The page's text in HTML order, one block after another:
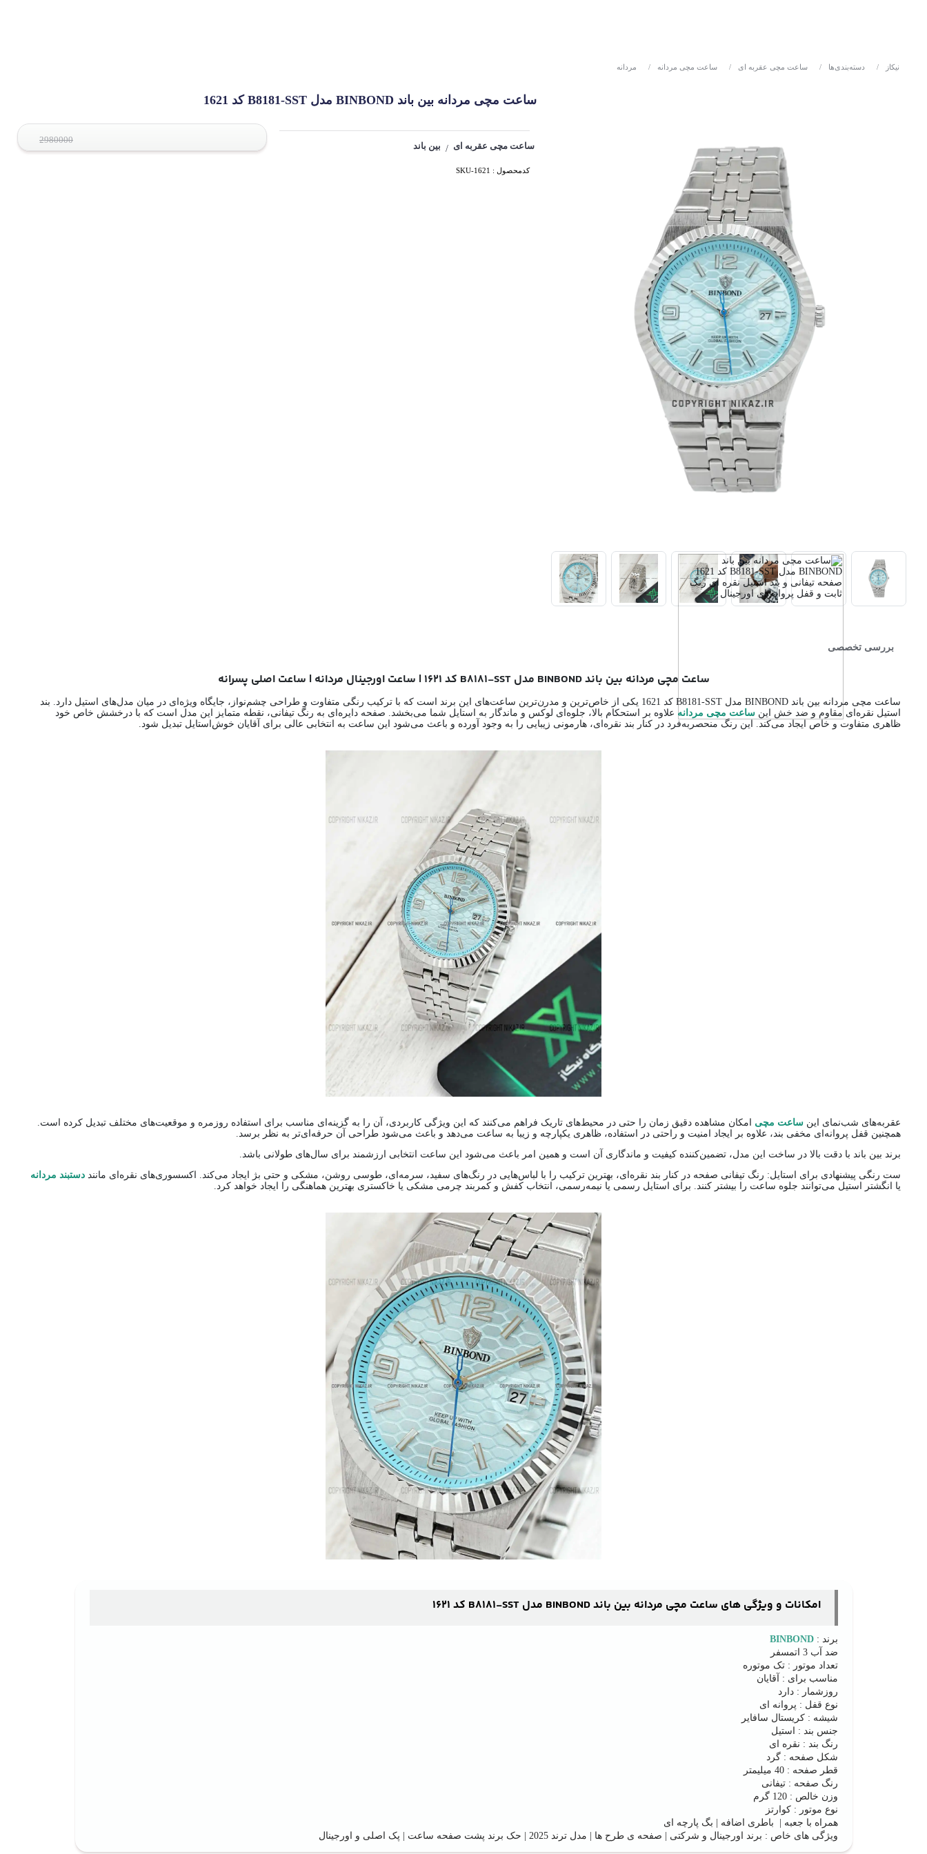
نیکاز / دسته‌بندی‌ها / ساعت مچی عقربه ای / ساعت مچی مردانه / مردانه
ساعت مچی مردانه بین باند BINBOND مدل B8181-SST کد 1621
ساعت مچی عقربه ای / بین باند
کدمحصول : SKU-1621
2980000
بررسی تخصصی
ساعت مچی مردانه بین باند BINBOND مدل B8181-SST کد 1621 | ساعت اورجینال مردانه | ساعت اصلی پسرانه
ساعت مچی مردانه بین باند BINBOND مدل B8181-SST کد 1621 یکی از خاص‌ترین و مدرن‌ترین ساعت‌های این برند است که با ترکیب رنگی متفاوت و طراحی چشم‌نواز، جایگاه ویژه‌ای در میان مدل‌های استیل دارد. بند
استیل نقره‌ای مقاوم و ضد خش اینساعت مچی مردانه علاوه بر استحکام بالا، جلوه‌ای لوکس و ماندگار به استایل شما می‌بخشد. صفحه دایره‌ای به رنگ تیفانی، نقطه متمایز این مدل است که با درخشش خاص خود
ظاهری متفاوت و خاص ایجاد می‌کند. این رنگ منحصر‌به‌فرد در کنار بند نقره‌ای، هارمونی زیبایی را به وجود آورده و باعث می‌شود این ساعت به انتخابی عالی برای آقایان خوش‌استایل تبدیل شود.
عقربه‌های شب‌نمای اینساعت مچی امکان مشاهده دقیق زمان را حتی در محیط‌های تاریک فراهم می‌کنند که این ویژگی کاربردی، آن را به گزینه‌ای مناسب برای استفاده روزمره و موقعیت‌های مختلف تبدیل کرده است.
همچنین قفل پروانه‌ای مخفی بند، علاوه بر ایجاد امنیت و راحتی در استفاده، ظاهری یکپارچه و زیبا به ساعت می‌دهد و باعث می‌شود طراحی آن حرفه‌ای‌تر به نظر برسد.
برند بین باند با دقت بالا در ساخت این مدل، تضمین‌کننده کیفیت و ماندگاری آن است و همین امر باعث می‌شود این ساعت انتخابی ارزشمند برای سال‌های طولانی باشد.
ست رنگی پیشنهادی برای استایل: رنگ تیفانی صفحه در کنار بند نقره‌ای، بهترین ترکیب را با لباس‌هایی در رنگ‌های سفید، سرمه‌ای، طوسی روشن، مشکی و حتی بژ ایجاد می‌کند. اکسسوری‌های نقره‌ای ماننددستبند مردانه
یا انگشتر استیل می‌توانند جلوه ساعت را بیشتر کنند. برای استایل رسمی یا نیمه‌رسمی، انتخاب کفش و کمربند چرمی مشکی یا خاکستری بهترین هماهنگی را ایجاد خواهد کرد.
امکانات و ویژگی های ساعت مچی مردانه بین باند BINBOND مدل B8181-SST کد 1621
برند :BINBOND
ضد آب 3 اتمسفر
تعداد موتور : تک موتوره
مناسب برای : آقایان
روزشمار : دارد
نوع قفل : پروانه ای
شیشه : کریستال سافایر
جنس بند : استیل
رنگ بند : نقره ای
شکل صفحه : گرد
قطر صفحه : 40 میلیمتر
رنگ صفحه : تیفانی
وزن خالص : 120 گرم
نوع موتور : کوارتز
همراه با جعبه | باطری اضافه | بگ پارچه ای
ویژگی های خاص : برند اورجینال و شرکتی | صفحه ی طرح ها | مدل ترند 2025 | حک برند پشت صفحه ساعت | پک اصلی و اورجینال